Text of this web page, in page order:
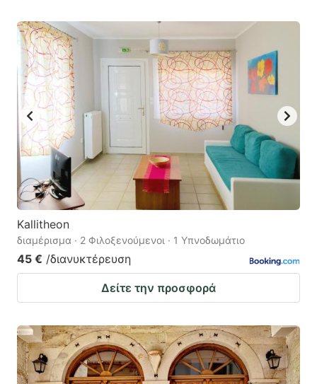
Kallitheon
διαμέρισμα · 2 Φιλοξενούμενοι · 1 Υπνοδωμάτιο
45 € /διανυκτέρευση
Δείτε την προσφορά